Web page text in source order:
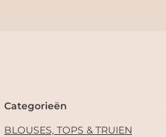
Categorieën
BLOUSES, TOPS & TRUIEN